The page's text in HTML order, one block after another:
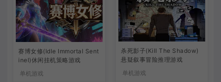
赛博女修(Idle Immortal Sent
inel)休闲挂机策略游戏
单机游戏
杀死影子(Kill The Shadow)
悬疑叙事冒险推理游戏
单机游戏